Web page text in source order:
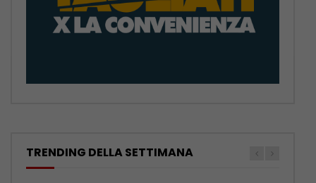
TRENDING DELLA SETTIMANA